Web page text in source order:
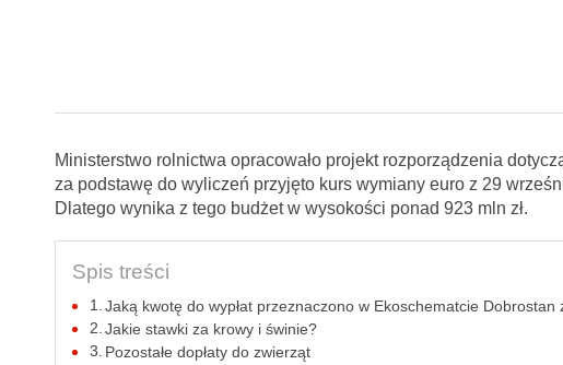
Ministerstwo rolnictwa opracowało projekt rozporządzenia
za podstawę do wyliczeń przyjęto kurs wymiany euro z 29
Dlatego wynika z tego budżet w wysokości ponad 923 mln zł.
Spis treści
Jaką kwotę do wypłat przeznaczono w Ekoschematcie Dobrostan
Jakie stawki za krowy i świnie?
Pozostałe dopłaty do zwierząt